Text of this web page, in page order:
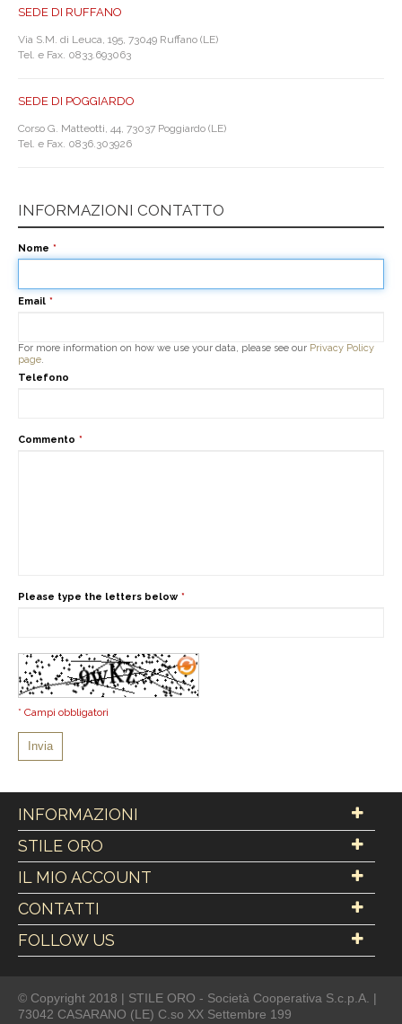
SEDE DI RUFFANO
Via S.M. di Leuca, 195, 73049 Ruffano (LE)
Tel. e Fax. 0833.693063
SEDE DI POGGIARDO
Corso G. Matteotti, 44, 73037 Poggiardo (LE)
Tel. e Fax. 0836.303926
INFORMAZIONI CONTATTO
*
Nome
*
Email
For more information on how we use your data, please see our Privacy Policy
page.
Telefono
*
Commento
*
Please type the letters below
* Campi obbligatori
Invia
INFORMAZIONI
STILE ORO
IL MIO ACCOUNT
CONTATTI
FOLLOW US
© Copyright 2018 | STILE ORO - Società Cooperativa S.c.p.A. |
73042 CASARANO (LE) C.so XX Settembre 199